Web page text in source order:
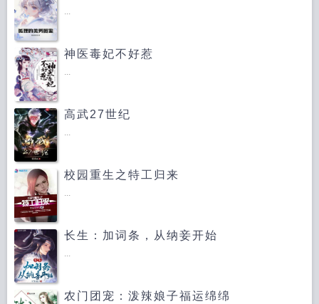
...
神医毒妃不好惹
...
高武27世纪
...
校园重生之特工归来
...
长生：加词条，从纳妾开始
...
农门团宠：泼辣娘子福运绵绵